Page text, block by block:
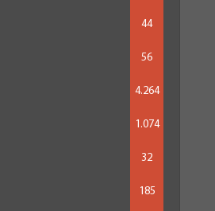
44
56
4.264
1.074
32
185